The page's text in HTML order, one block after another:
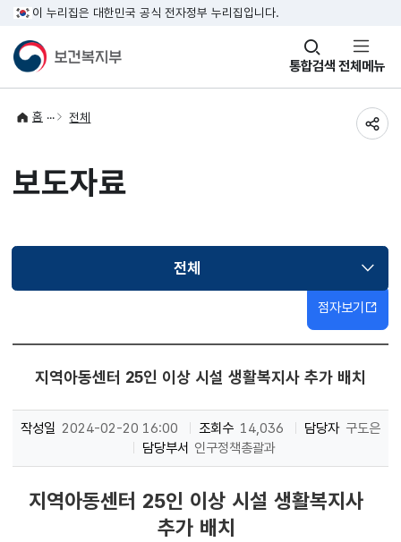
이 누리집은 대한민국 공식 전자정부 누리집입니다.
통합검색
창
열기 전체메뉴
홈 전체
보도자료
전체선택됨
점자보기
지역아동센터 25인 이상 시설 생활복지사 추가 배치
작성일 2024-02-20 16:00 조회수 14,036 담당자 구도은
담당부서 인구정책총괄과
지역아동센터 25인 이상 시설 생활복지사
추가 배치